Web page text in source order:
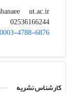
aa_roshanaee
ut.ac.ir
02536166244
4788-6876
کارشناس نشریه